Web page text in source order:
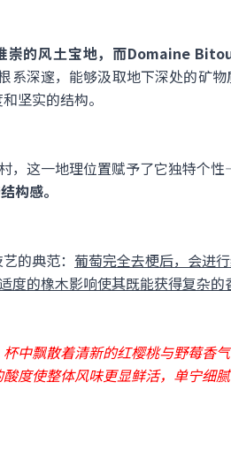
的风土宝地，而Domaine
系深邃，能够汲取地下深处的矿
坚实的结构。
，这一地理位置赋予了它独特个
构感。
的典范： 葡萄完全去梗后，会进
度的橡木影响使其既能获得复杂的
中飘散着清新的红樱桃与野莓香
度使整体风味更显鲜活，单宁细